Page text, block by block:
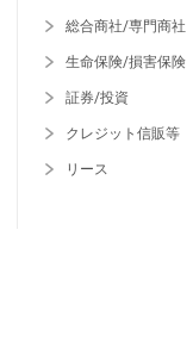
総合商社/専門商社
生命保険/損害保険
証券/投資
クレジット信販等
リース